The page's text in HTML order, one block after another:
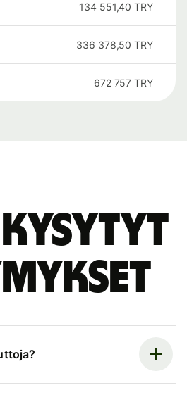
134 551,40 TRY
336 378,50 TRY
672 757 TRY
kysytyt